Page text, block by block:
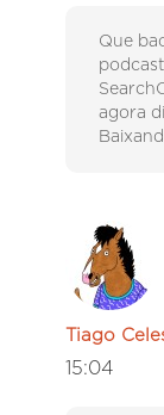
Que
agora
Tiago
15:04